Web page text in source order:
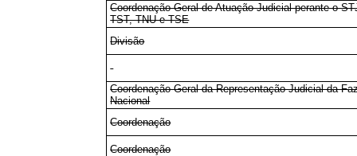
Coordenação-Geral de Atuação Judicial perante o
TST, TNU e TSE
Divisão
Coordenação-Geral da Representação Judicial da
Nacional
Coordenação
Coordenação